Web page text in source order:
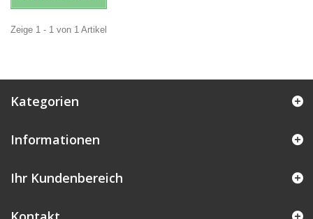
Zeige 1 - 1 von 1 Artikel
Kategorien
Informationen
Ihr Kundenbereich